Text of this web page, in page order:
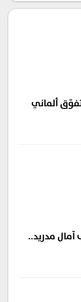
ألماني
مدريد..